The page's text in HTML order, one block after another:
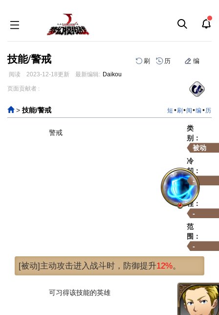
技能/警戒 刷 历 编
阅读 2023-12-18更新 最新编辑: Daikou
跳
导
航
跳
搜
索
页面贡献者 :
> 技能/警戒 短 •刷 •阅 •编•历
警戒
类
别：
被动
冷
却：
-
射
程：
-
范
围：
-
[被动]主动攻击进入战斗时，防御提升12%。
可习得该技能的英雄